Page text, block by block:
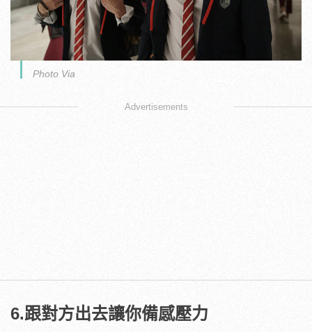
Photo Via
Advertisements
6.跟對方出去讓你備感壓力